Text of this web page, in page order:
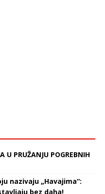
U PRUŽANJU POGREBNIH
nazivaju „Havajima“:
bez daha!